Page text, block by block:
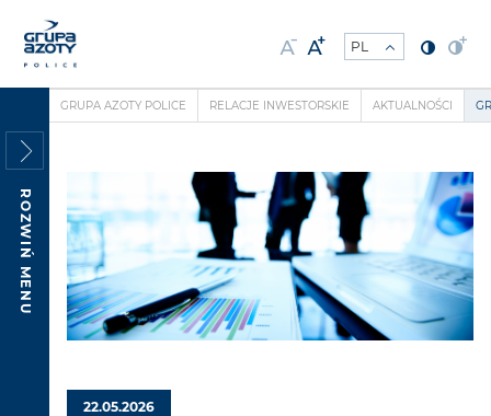
ROZWIŃ MENU
GRUPA AZOTY POLICE RELACJE INWESTORSKIE AKTUALNOŚCI
22.05.2026